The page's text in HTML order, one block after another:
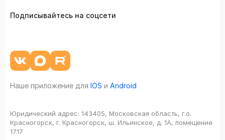
Подписывайтесь на соцсети
Наше приложение для IOS и Android
Юридический адрес: 143405, Московская область, г.о.
Красногорск, г. Красногорск, ш. Ильинское, д. 1А, помещение
17.17